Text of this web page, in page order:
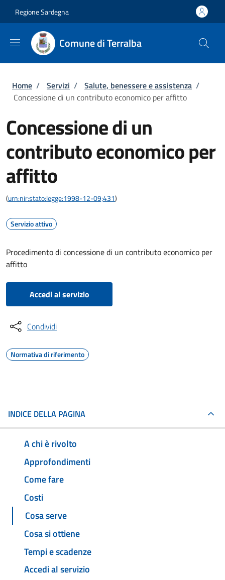
Regione Sardegna
Comune di Terralba
Briciole di pane
Home / Servizi / Salute, benessere e assistenza /
Concessione di un contributo economico per affitto
Concessione di un
contributo economico per
affitto
(urn:nir:stato:legge:1998-12-09;431)
Servizio attivo
Procedimento di concessione di un contributo economico per
affitto
Accedi al servizio
Condividi
Normativa di riferimento
INDICE DELLA PAGINA
A chi è rivolto
Approfondimenti
Come fare
Costi
Cosa serve
Cosa si ottiene
Tempi e scadenze
Accedi al servizio